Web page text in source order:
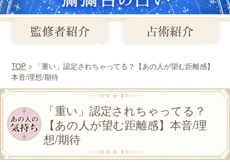
TOP > 「重い」認定されちゃってる？【あの人が望む距離感】
本音/理想/期待
「重い」認定されちゃってる？
【あの人が望む距離感】本音/理
想/期待